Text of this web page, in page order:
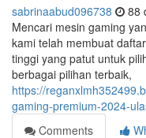
sabrinaabud096738 88
Mencari mesin gaming
kami telah membuat
tinggi yang patut untuk
berbagai pilihan terbaik,
https://
gaming-premium-2024-
Comments